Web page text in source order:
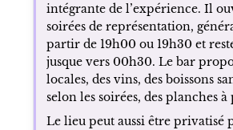
intégrante de l’expérience. Il
soirées de représentation,
partir de 19h00 ou 19h30 et
jusque vers 00h30. Le bar
locales, des vins, des boissons
selon les soirées, des planches à
Le lieu peut aussi être privatisé